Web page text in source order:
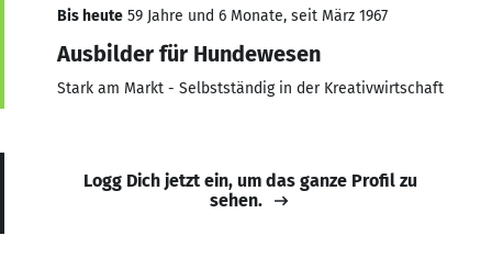
Bis heute 59 Jahre und 6 Monate, seit März 1967
Ausbilder für Hundewesen
Stark am Markt - Selbstständig in der Kreativwirtschaft
Logg Dich jetzt ein, um das ganze Profil zu
sehen.